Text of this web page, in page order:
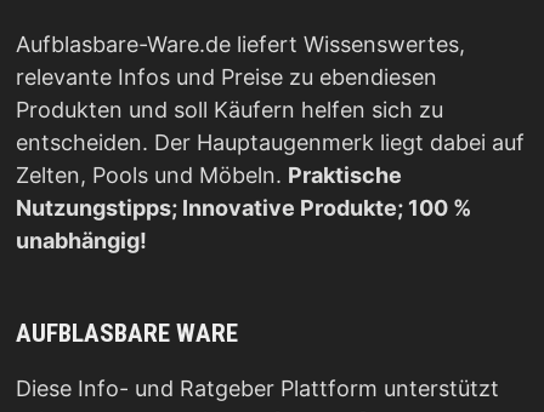
Aufblasbare-Ware.de liefert Wissenswertes,
relevante Infos und Preise zu ebendiesen
Produkten und soll Käufern helfen sich zu
entscheiden. Der Hauptaugenmerk liegt dabei auf
Zelten, Pools und Möbeln. Praktische
Nutzungstipps; Innovative Produkte; 100 %
unabhängig!
AUFBLASBARE WARE
Diese Info- und Ratgeber Plattform unterstützt